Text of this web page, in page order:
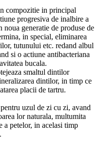
compozitie in principal
progresiva de inalbire a
generatie de produse de
in special, eliminarea
tutunului etc. redand albul
si o actiune antibacteriana
bucala.
smaltul dintilor
dintilor, in timp ce
placii de tartru.
uzul de zi cu zi, avand
lor naturala, multumita
a petelor, in acelasi timp